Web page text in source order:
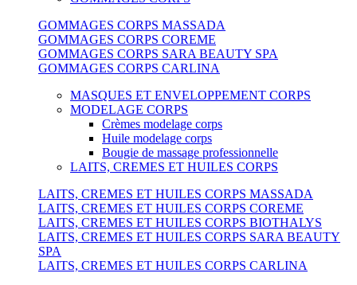
GOMMAGES CORPS MASSADA
GOMMAGES CORPS COREME
GOMMAGES CORPS SARA BEAUTY SPA
GOMMAGES CORPS CARLINA
MASQUES ET ENVELOPPEMENT CORPS
MODELAGE CORPS
Crèmes modelage corps
Huile modelage corps
Bougie de massage professionnelle
LAITS, CREMES ET HUILES CORPS
LAITS, CREMES ET HUILES CORPS MASSADA
LAITS, CREMES ET HUILES CORPS COREME
LAITS, CREMES ET HUILES CORPS BIOTHALYS
LAITS, CREMES ET HUILES CORPS SARA BEAUTY
SPA
LAITS, CREMES ET HUILES CORPS CARLINA